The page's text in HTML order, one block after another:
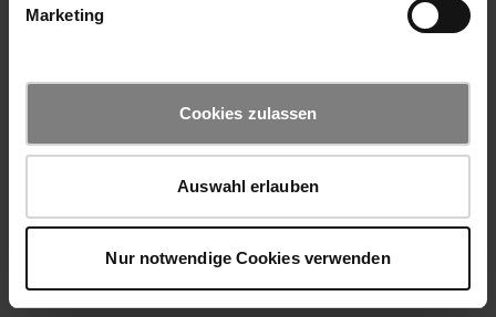
Marketing
Cookies zulassen
Auswahl erlauben
Nur notwendige Cookies verwenden